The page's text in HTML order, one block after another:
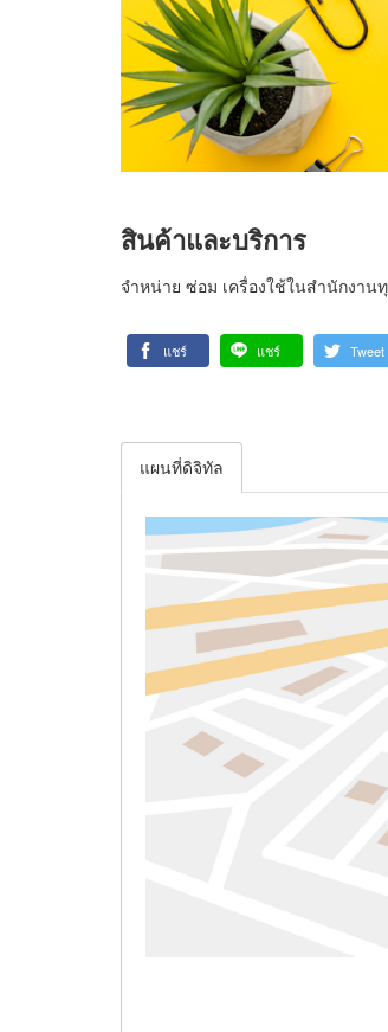
สินค้าและบริการ
จำหน่าย ซ่อม เครื่องใช้ในสำนักงา
แชร์ แชร์ Tweet
แผนที่ดิจิทัล